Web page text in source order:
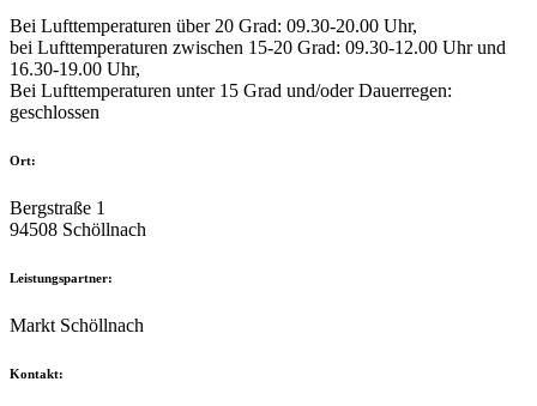
Bei Lufttemperaturen über 20 Grad: 09.30-20.00 Uhr,
bei Lufttemperaturen zwischen 15-20 Grad: 09.30-12.00 Uhr und
16.30-19.00 Uhr,
Bei Lufttemperaturen unter 15 Grad und/oder Dauerregen:
geschlossen
Ort:
Bergstraße 1
94508 Schöllnach
Leistungspartner:
Markt Schöllnach
Kontakt: